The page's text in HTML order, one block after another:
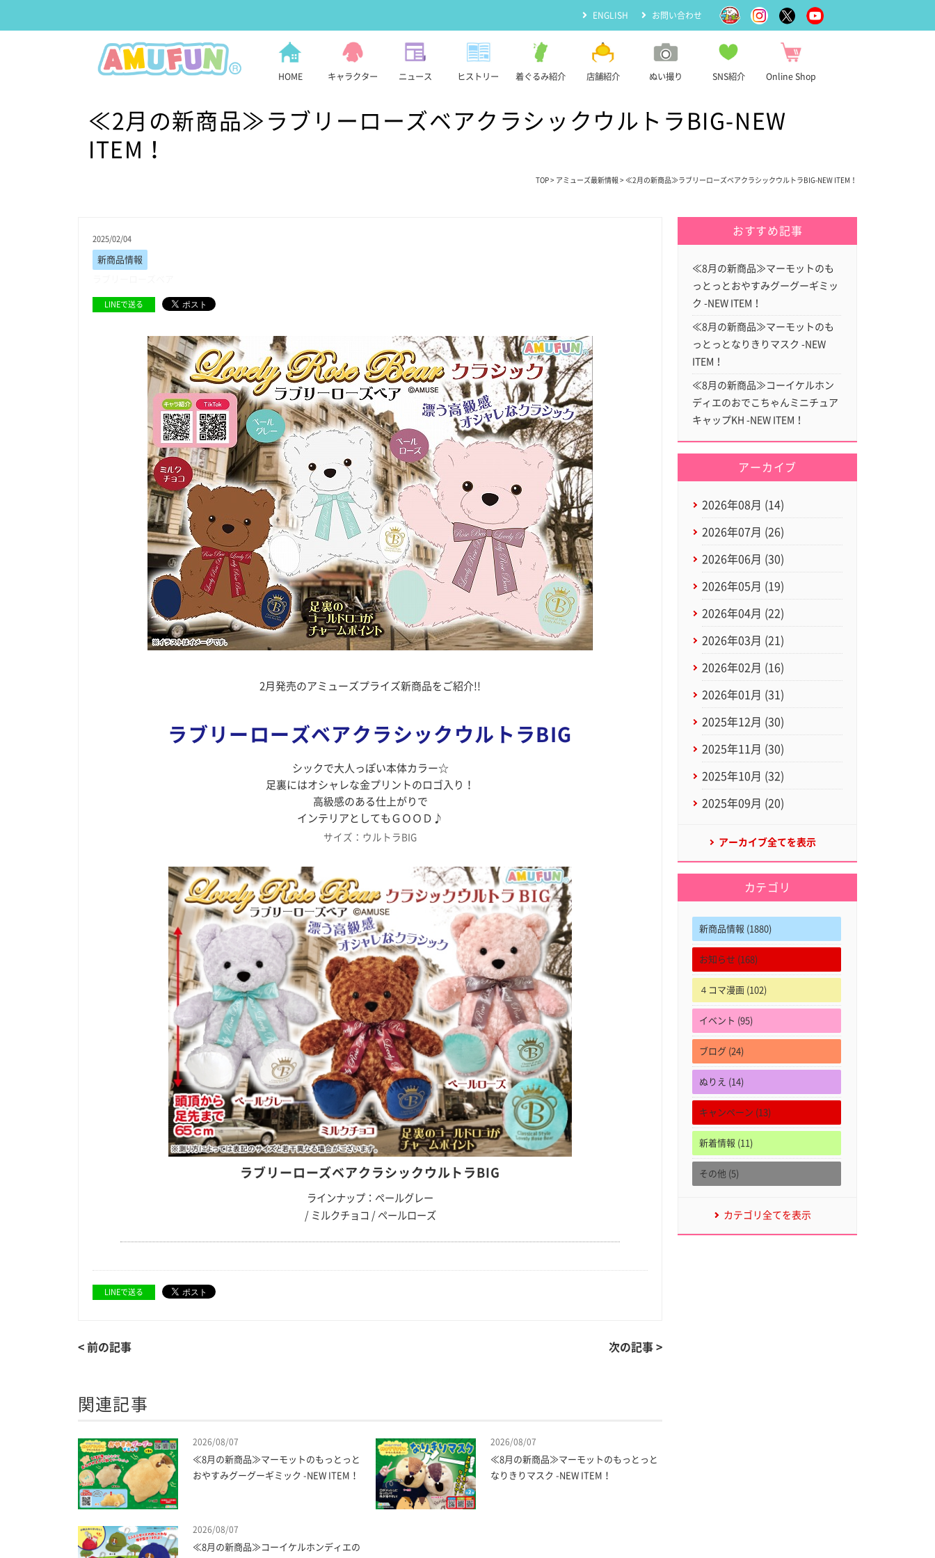
ENGLISH お問い合わせ
HOME キャラクター ニュース ヒストリー 着ぐるみ紹介 店舗紹介 ぬい撮り SNS紹介 Online Shop
≪2月の新商品≫ラブリーローズベアクラシックウルトラBIG-NEW
ITEM！
TOP > アミューズ最新情報 > ≪2月の新商品≫ラブリーローズベアクラシックウルトラBIG-NEW ITEM！
2025/02/04
新商品情報
LINEで送る
2月発売のアミューズプライズ新商品をご紹介!!
ラブリーローズベアクラシックウルトラBIG
シックで大人っぽい本体カラー☆
足裏にはオシャレな金プリントのロゴ入り！
高級感のある仕上がりで
インテリアとしてもＧＯＯＤ♪
サイズ：ウルトラBIG
ラブリーローズベアクラシックウルトラBIG
ラインナップ：ペールグレー
/ ミルクチョコ / ペールローズ
LINEで送る
< 前の記事 次の記事 >
関連記事
2026/08/07
≪8月の新商品≫マーモットのもっとっと
おやすみグーグーギミック -NEW ITEM！
2026/08/07
≪8月の新商品≫マーモットのもっとっと
なりきりマスク -NEW ITEM！
2026/08/07
≪8月の新商品≫コーイケルホンディエの
おすすめ記事
≪8月の新商品≫マーモットのも
っとっとおやすみグーグーギミッ
ク -NEW ITEM！
≪8月の新商品≫マーモットのも
っとっとなりきりマスク -NEW
ITEM！
≪8月の新商品≫コーイケルホン
ディエのおでこちゃんミニチュア
キャップKH -NEW ITEM！
アーカイブ
2026年08月 (14)
2026年07月 (26)
2026年06月 (30)
2026年05月 (19)
2026年04月 (22)
2026年03月 (21)
2026年02月 (16)
2026年01月 (31)
2025年12月 (30)
2025年11月 (30)
2025年10月 (32)
2025年09月 (20)
アーカイブ全てを表示
カテゴリ
新商品情報 (1880)
お知らせ (168)
４コマ漫画 (102)
イベント (95)
ブログ (24)
ぬりえ (14)
キャンペーン (13)
新着情報 (11)
その他 (5)
カテゴリ全てを表示